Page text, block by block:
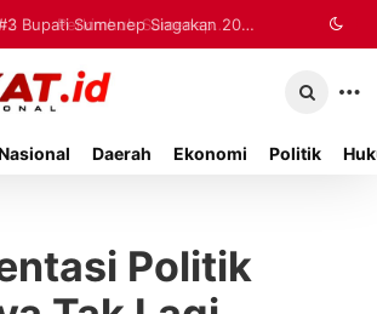
Perkimhub Sumenep
Pelaksanaan RTLH 2026,
Bupati Sumenep Siagakan 20
dan Tiga Rumah Sakit
Daerah Ekonomi Politik
Politik